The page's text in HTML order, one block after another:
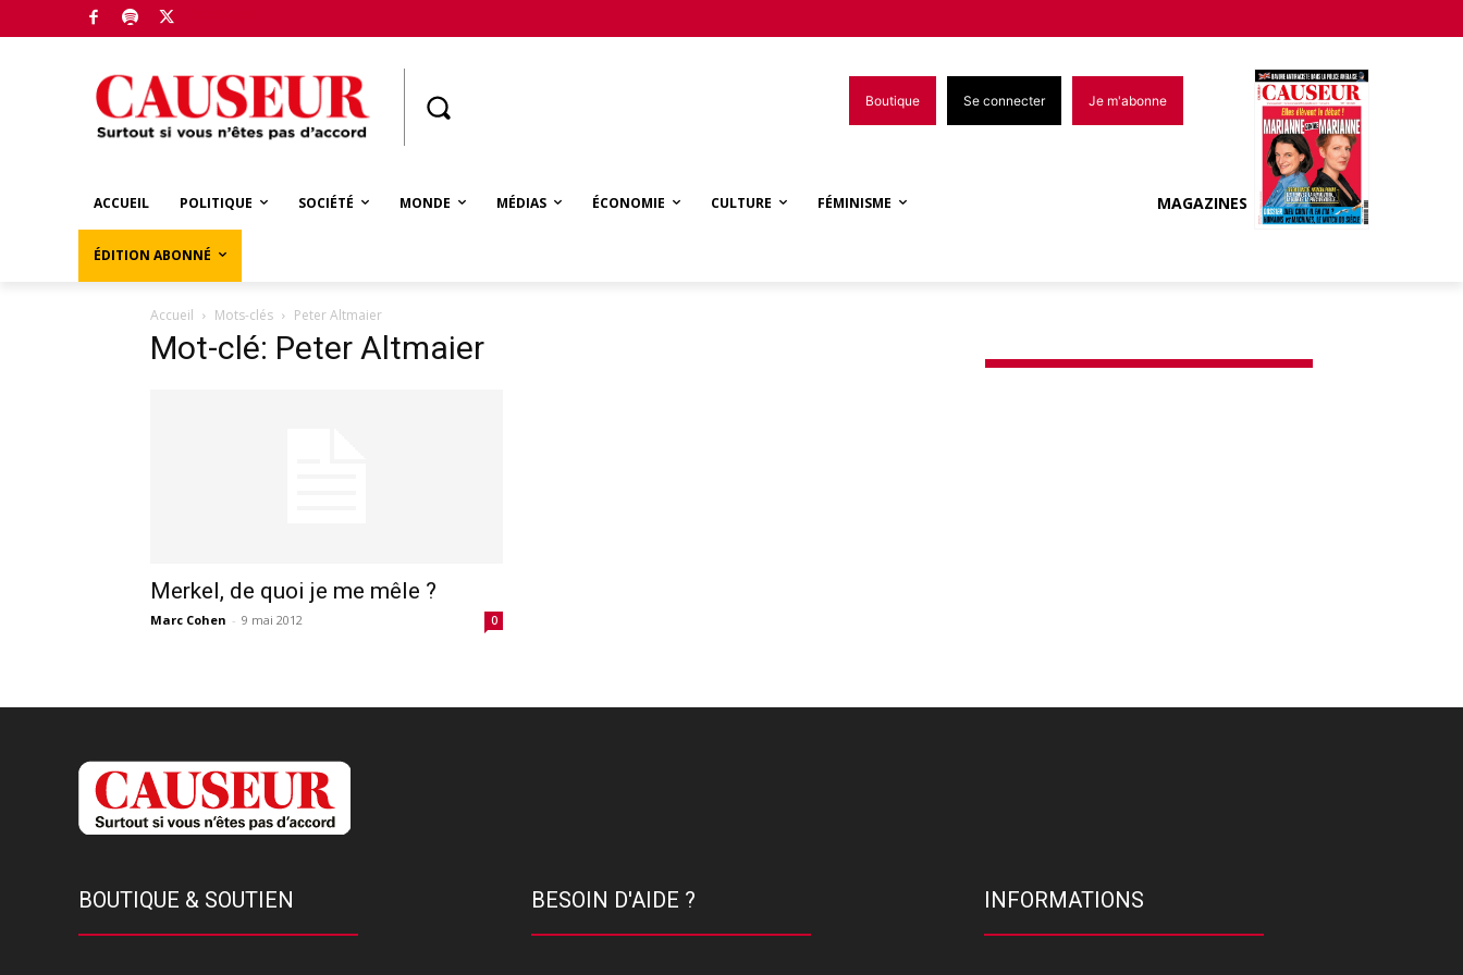
Boutique Se connecter Je m'abonne
ACCUEIL POLITIQUE SOCIÉTÉ MONDE MÉDIAS ÉCONOMIE CULTURE FÉMINISME
ÉDITION ABONNÉ
MAGAZINES
Accueil Mots-clés Peter Altmaier
Mot-clé: Peter Altmaier
Merkel, de quoi je me mêle ?
Marc Cohen - 9 mai 2012 0
BOUTIQUE & SOUTIEN BESOIN D'AIDE ? INFORMATIONS